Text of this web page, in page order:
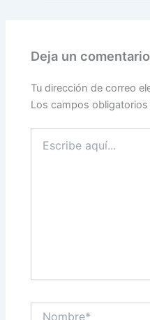
Deja un comentario
Tu dirección de correo
Los campos
aquí...